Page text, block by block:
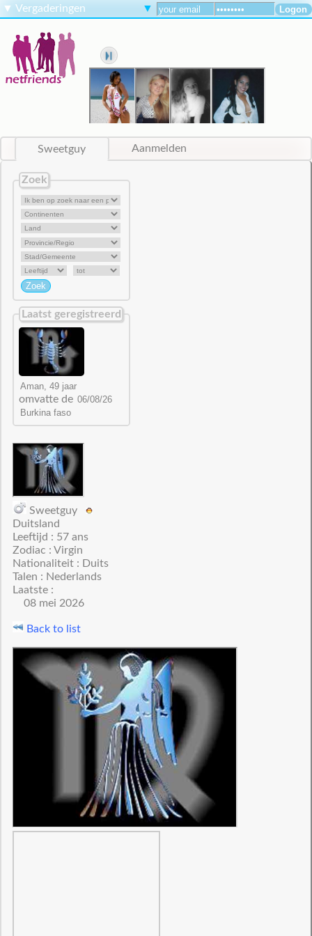
▼ Vergaderingen ▼
Sweetguy Aanmelden
Zoek
Laatst geregistreerd
omvatte de
Sweetguy
Duitsland
Leeftijd : 57 ans
Zodiac : Virgin
Nationaliteit : Duits
Talen : Nederlands
Laatste :
08 mei 2026
Back to list